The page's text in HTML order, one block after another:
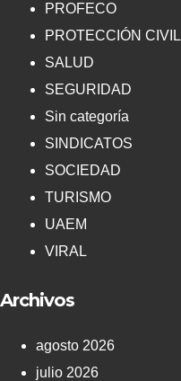
PROFECO
PROTECCIÓN CIVIL
SALUD
SEGURIDAD
Sin categoría
SINDICATOS
SOCIEDAD
TURISMO
UAEM
VIRAL
Archivos
agosto 2026
julio 2026